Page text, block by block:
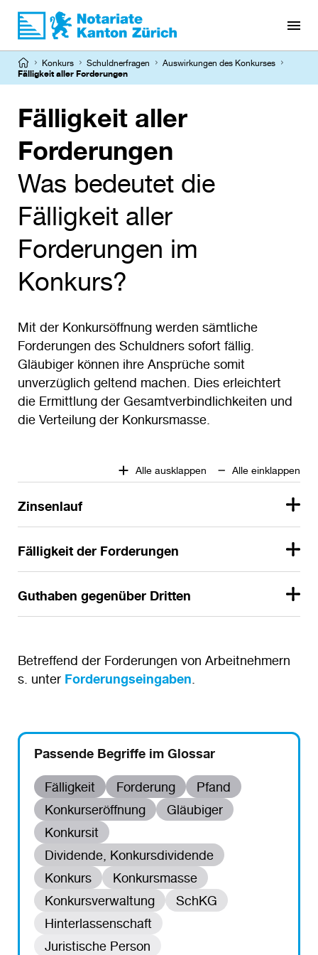
Direkt
zum
Pfadnavigation
Konkurs Schuldnerfragen
Auswirkungen des Konkurses
Fälligkeit aller Forderungen
Fälligkeit aller
Forderungen
Was bedeutet die
Fälligkeit aller
Forderungen im
Konkurs?
Mit der Konkursöffnung werden sämtliche
Forderungen des Schuldners sofort fällig.
Gläubiger können ihre Ansprüche somit
unverzüglich geltend machen. Dies erleichtert
die Ermittlung der Gesamtverbindlichkeiten und
die Verteilung der Konkursmasse.
Alle ausklappen Alle einklappen
Zinsenlauf
Fälligkeit der Forderungen
Guthaben gegenüber Dritten
Betreffend der Forderungen von Arbeitnehmern
s. unter Forderungseingaben
Passende Begriffe im Glossar
Fälligkeit Forderung
Pfand
Konkurseröffnung
Gläubiger
Konkursit
Dividende, Konkursdividende
Konkurs
Konkursmasse
Konkursverwaltung
SchKG
Hinterlassenschaft
Juristische Person